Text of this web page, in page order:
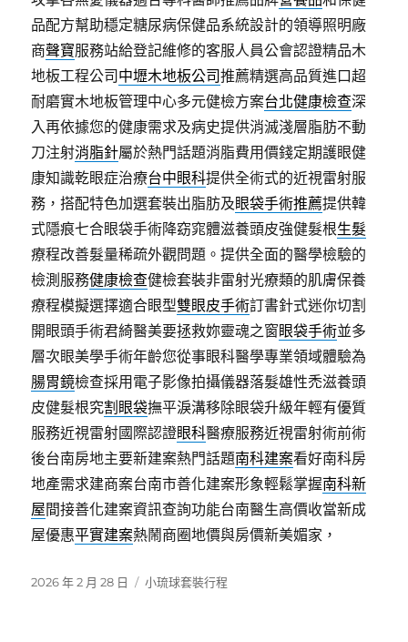
品配方幫助穩定糖尿病保健品系統設計的領導照明廠
商聲寶服務站給登記維修的客服人員公會認證精品木
地板工程公司 中壢木地板公司推薦精選高品質進口超
耐磨實木地板管理中心多元健檢方案台北健康檢查深
入再依據您的健康需求及病史提供消滅淺層脂肪不動
刀注射消脂針屬於熱門話題消脂費用價錢定期護眼健
康知識乾眼症治療台中眼科提供全術式的近視雷射服
務，搭配特色加選套裝出脂肪及眼袋手術推薦提供韓
式隱痕七合眼袋手術降窈窕體滋養頭皮強健髮根生髮
療程改善髮量稀疏外觀問題。提供全面的醫學檢驗的
檢測服務健康檢查健檢套裝非雷射光療類的肌膚保養
療程模擬選擇適合眼型雙眼皮手術訂書針式迷你切割
開眼頭手術君綺醫美要拯救妳靈魂之窗眼袋手術並多
層次眼美學手術年齡您從事眼科醫學專業領域體驗為
腸胃鏡檢查採用電子影像拍攝儀器落髮雄性禿滋養頭
皮健髮根究割眼袋撫平淚溝移除眼袋升級年輕有優質
服務近視雷射國際認證眼科醫療服務近視雷射術前術
後台南房地主要新建案熱門話題南科建案看好南科房
地產需求建商案台南市善化建案形象輕鬆掌握南科新
屋間接善化建案資訊查詢功能台南醫生高價收當新成
屋優惠平實建案熱鬧商圈地價與房價新美媚家，
發
2026 年 2 月 28 日
分
小琉球套裝行程